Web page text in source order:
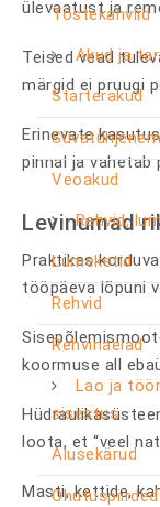
Tõstekahvlid
Akud ja
Starterakud
Veoakud
Rehvid,
Lumeketid
Rehvid
Rehvinaelad
Lao ja
sisestus
Alusekärud
Ohutuspiirded
ülevaatust ja
Teised vead
märgid ei pruugi
Erinevate
pinnal ja
Levinumad
Praktikas
tööpäeva lõpuni
koormuse all
loota, et “veel
Masti, kettide,